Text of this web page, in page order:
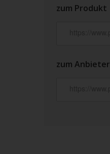
zum Produkt
zum Anbieter